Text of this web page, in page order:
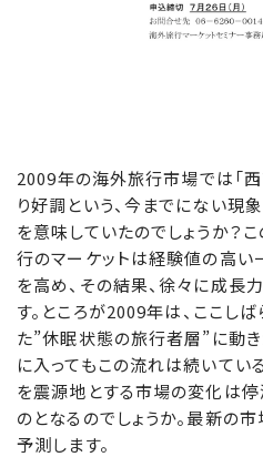
2009年の海外旅行市場では「
り好調という、今までにない現
を意味していたのでしょうか？
行のマーケットは経験値の高
を高め、その結果、徐々に成長
す。ところが2009年は、ここし
た”休眠状態の旅行者層”に動
に入ってもこの流れは続いてい
を震源地とする市場の変化は停
のとなるのでしょうか。最新の
予測します。